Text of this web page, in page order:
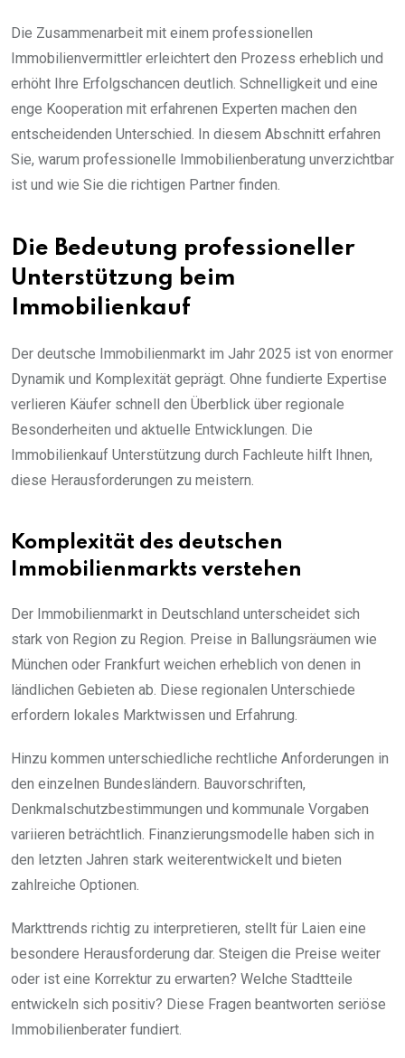
Die Zusammenarbeit mit einem professionellen
Immobilienvermittler erleichtert den Prozess erheblich und
erhöht Ihre Erfolgschancen deutlich. Schnelligkeit und eine
enge Kooperation mit erfahrenen Experten machen den
entscheidenden Unterschied. In diesem Abschnitt erfahren
Sie, warum professionelle Immobilienberatung unverzichtbar
ist und wie Sie die richtigen Partner finden.
Die Bedeutung professioneller
Unterstützung beim
Immobilienkauf
Der deutsche Immobilienmarkt im Jahr 2025 ist von enormer
Dynamik und Komplexität geprägt. Ohne fundierte Expertise
verlieren Käufer schnell den Überblick über regionale
Besonderheiten und aktuelle Entwicklungen. Die
Immobilienkauf Unterstützung durch Fachleute hilft Ihnen,
diese Herausforderungen zu meistern.
Komplexität des deutschen
Immobilienmarkts verstehen
Der Immobilienmarkt in Deutschland unterscheidet sich
stark von Region zu Region. Preise in Ballungsräumen wie
München oder Frankfurt weichen erheblich von denen in
ländlichen Gebieten ab. Diese regionalen Unterschiede
erfordern lokales Marktwissen und Erfahrung.
Hinzu kommen unterschiedliche rechtliche Anforderungen in
den einzelnen Bundesländern. Bauvorschriften,
Denkmalschutzbestimmungen und kommunale Vorgaben
variieren beträchtlich. Finanzierungsmodelle haben sich in
den letzten Jahren stark weiterentwickelt und bieten
zahlreiche Optionen.
Markttrends richtig zu interpretieren, stellt für Laien eine
besondere Herausforderung dar. Steigen die Preise weiter
oder ist eine Korrektur zu erwarten? Welche Stadtteile
entwickeln sich positiv? Diese Fragen beantworten seriöse
Immobilienberater fundiert.